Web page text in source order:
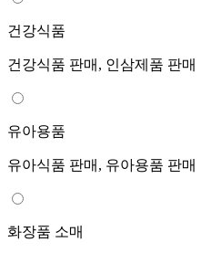
건강식품
건강식품 판매, 인삼제품 판매
유아용품
유아식품 판매, 유아용품 판매
화장품 소매